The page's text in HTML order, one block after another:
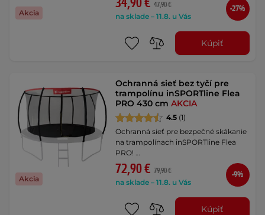
Akcia
34,90 € 47,90 €
na sklade – 11.8. u Vás
-27%
Kúpiť
Akcia
Ochranná sieť bez tyčí pre
trampolínu inSPORTline Flea
PRO 430 cmAKCIA
4.5 (1)
Ochranná sieť pre bezpečné skákanie
na trampolínach inSPORTline Flea
PRO! …
72,90 € 79,90 €
na sklade – 11.8. u Vás
-9%
Kúpiť